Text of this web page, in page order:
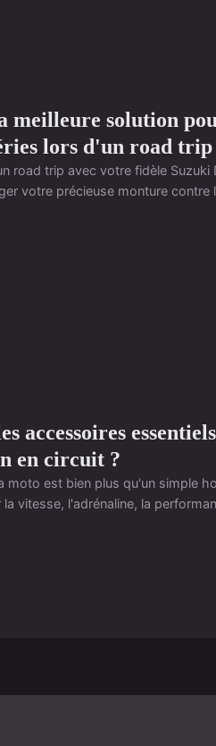
meilleure solution
lors d'un road trip
road trip avec votre fidèle
votre précieuse monture contre
accessoires
en circuit ?
moto est bien plus qu'un simple
vitesse, l'adrénaline, la